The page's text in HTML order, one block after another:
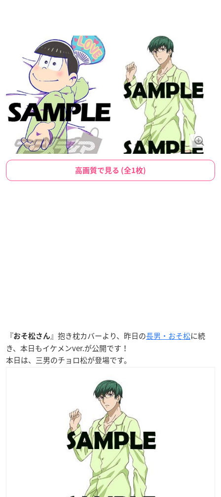
高画質で見る (全1枚)
『おそ松さん』抱き枕カバーより、昨日の長男・おそ松に続
き、本日もイケメンver.が公開です！
本日は、三男のチョロ松が登場です。